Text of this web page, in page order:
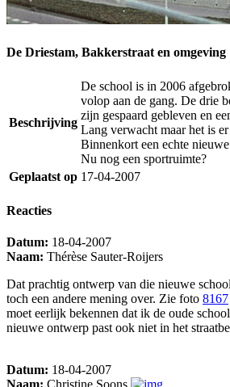
De Driestam, Bakkerstraat en omgeving
Beschrijving
De school is in 2006
volop aan de gang. De drie
zijn gespaard gebleven en
Lang verwacht maar het is
Binnenkort een echte
Nu nog een sportruimte?
Geplaatst op 17-04-2007
Reacties
Datum: 18-04-2007
Naam: Thérèse Sauter-Roijers
Dat prachtig ontwerp van die nieuwe
toch een andere mening over. Zie foto 8167
moet eerlijk bekennen dat ik de oude
nieuwe ontwerp past ook niet in het
Datum: 18-04-2007